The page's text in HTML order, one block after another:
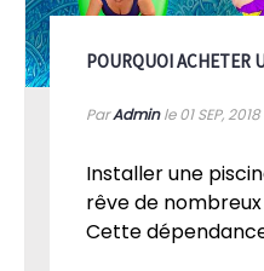
POURQUOI ACHETER
ParAdminle 01SEP, 2018
Installer une
rêve de
Cette